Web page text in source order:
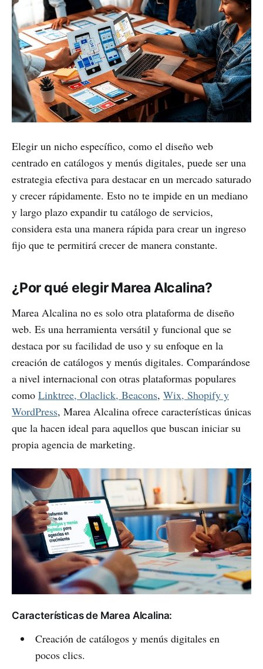
Elegir un nicho específico, como el diseño web
centrado en catálogos y menús digitales, puede ser una
estrategia efectiva para destacar en un mercado saturado
y crecer rápidamente. Esto no te impide en un mediano
y largo plazo expandir tu catálogo de servicios,
considera esta una manera rápida para crear un ingreso
fijo que te permitirá crecer de manera constante.
¿Por qué elegir Marea Alcalina?
Marea Alcalina no es solo otra plataforma de diseño
web. Es una herramienta versátil y funcional que se
destaca por su facilidad de uso y su enfoque en la
creación de catálogos y menús digitales. Comparándose
a nivel internacional con otras plataformas populares
como Linktree, Olaclick, Beacons, Wix, Shopify y
WordPress, Marea Alcalina ofrece características únicas
que la hacen ideal para aquellos que buscan iniciar su
propia agencia de marketing.
Características de Marea Alcalina:
Creación de catálogos y menús digitales en
pocos clics.